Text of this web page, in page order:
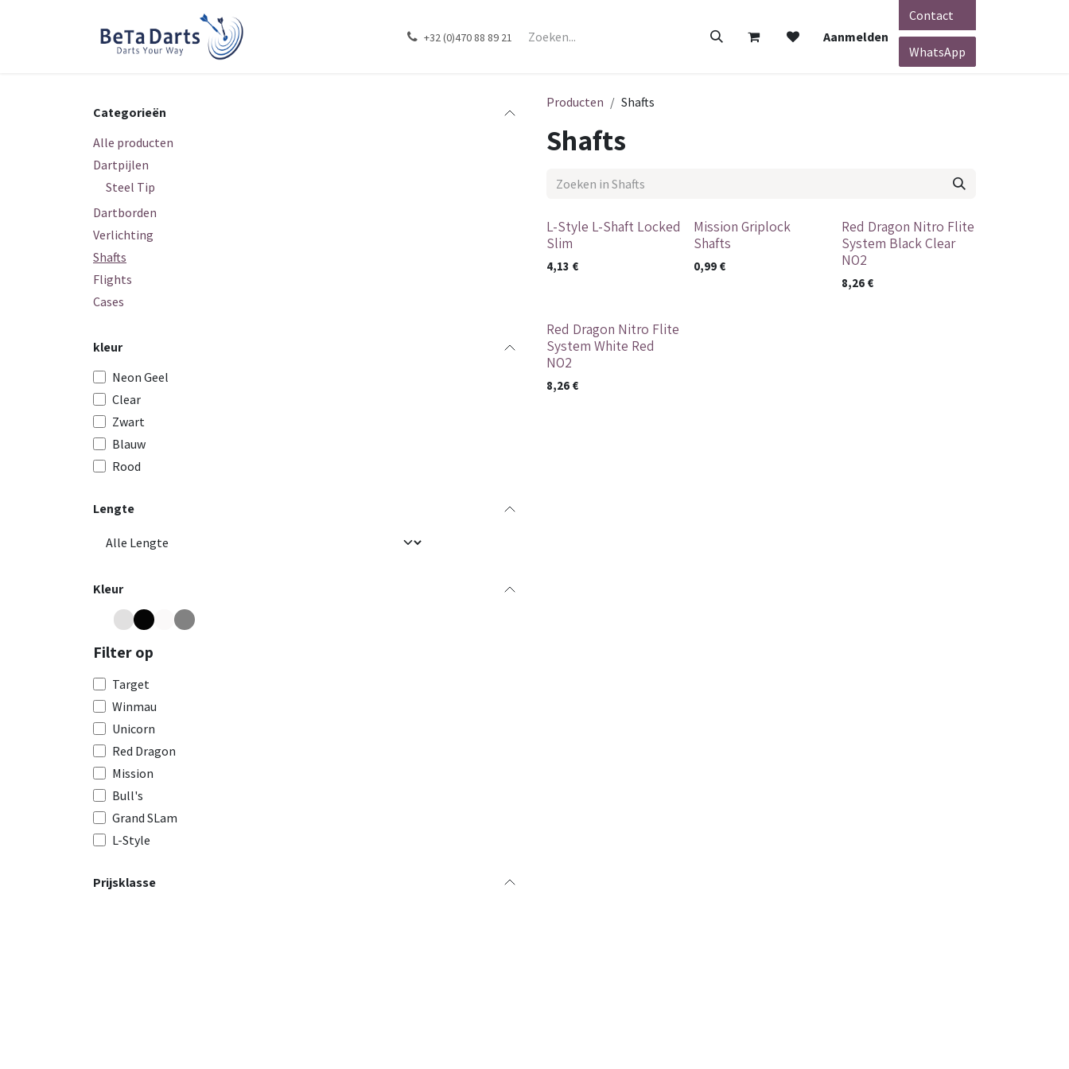
Merken Contact Webshop
+32 (0)470 88 89 21 Aanmelden
Contact
WhatsApp
Categorieën
Alle producten
Dartpijlen
Steel Tip
Dartborden
Verlichting
Shafts
Flights
Cases
kleur
Neon Geel
Clear
Zwart
Blauw
Rood
Lengte
Kleur
Filter op
Target
Winmau
Unicorn
Red Dragon
Mission
Bull's
Grand SLam
L-Style
Prijsklasse
Producten Shafts
Shafts
L-Style L-Shaft Locked
Slim
4,13 €
Mission Griplock
Shafts
0,99 €
Nieuw
Red Dragon Nitro Flite
System Black Clear
NO2
8,26€
Nieuw
Red Dragon Nitro Flite
System White Red
NO2
8,26 €